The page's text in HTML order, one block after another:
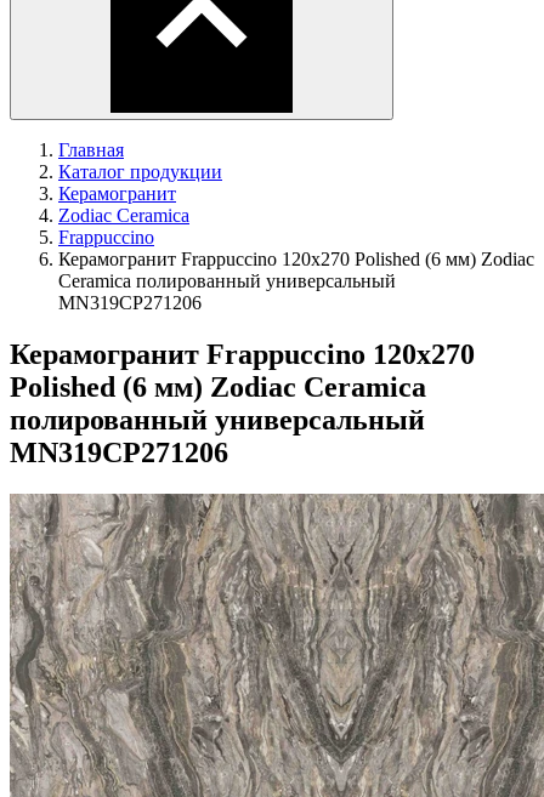
Главная
Каталог продукции
Керамогранит
Zodiac Ceramica
Frappuccino
Керамогранит Frappuccino 120x270 Polished (6 мм) Zodiac
Ceramica полированный универсальный
MN319CP271206
Керамогранит Frappuccino 120x270
Polished (6 мм) Zodiac Ceramica
полированный универсальный
MN319CP271206